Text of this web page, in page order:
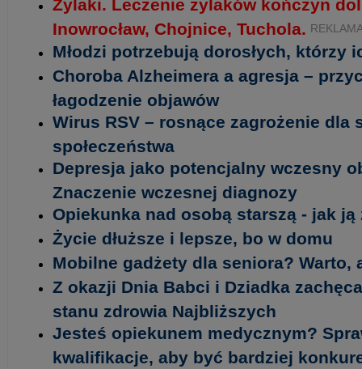
Żylaki. Leczenie żylaków kończyn
Inowrocław, Chojnice, Tuchola.
Młodzi potrzebują dorosłych, którzy
Choroba Alzheimera a agresja –
łagodzenie objawów
Wirus RSV – rosnące zagrożenie dla
społeczeństwa
Depresja jako potencjalny wczesny
Znaczenie wczesnej diagnozy
Opiekunka nad osobą starszą - jak ją
Życie dłuższe i lepsze, bo w domu
Mobilne gadżety dla seniora? Warto,
Z okazji Dnia Babci i Dziadka
stanu zdrowia Najbliższych
Jesteś opiekunem medycznym?
kwalifikacje, aby być bardziej